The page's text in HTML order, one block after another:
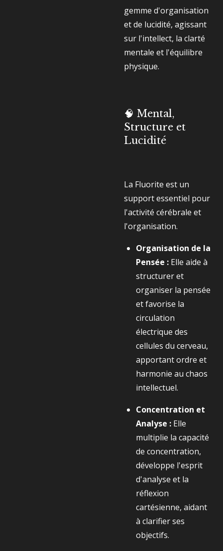
gemme d'organisation
et de lucidité, agissant
sur l'intellect, la clarté
mentale et l'équilibre
physique.
🧠 Mental,
Structure et
Lucidité
La Fluorite est un
support essentiel pour
l'activité cérébrale et
l'organisation.
Organisation de la
Pensée : Elle aide à
structurer et
organiser la pensée
et favorise la
circulation
électrique des
cellules du cerveau,
apportant ordre et
harmonie au chaos
intellectuel.
Concentration et
Analyse : Elle
multiplie la capacité
de concentration,
développe l'esprit
d'analyse et la
réflexion
cartésienne, aidant
à clarifier ses
objectifs.